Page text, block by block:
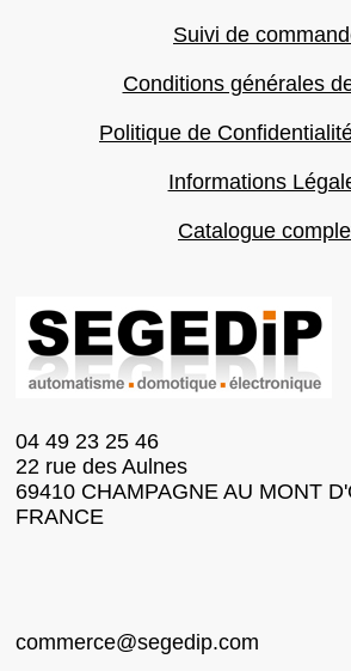
Suivi de
Conditions générales
Politique de
Informations
Catalogue
04 49 23 25 46
22 rue des Aulnes
69410 CHAMPAGNE AU MONT
FRANCE
commerce@segedip.com